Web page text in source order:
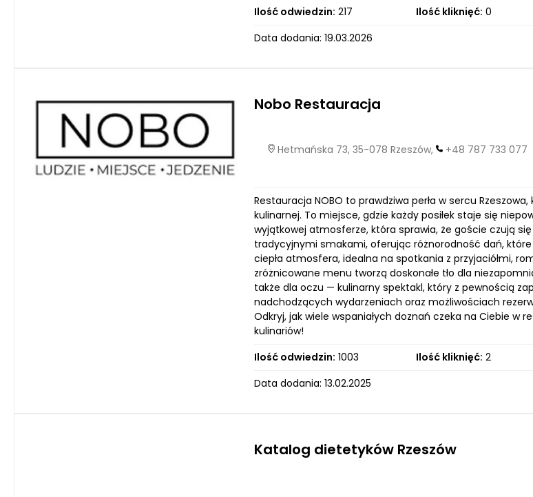
Ilość odwiedzin: 217 Ilość kliknięć: 0
Data dodania: 19.03.2026
Nobo Restauracja
Hetmańska 73, 35-078 Rzeszów, +48 787 733 077
Restauracja NOBO to prawdziwa perła w sercu
kulinarnej. To miejsce, gdzie każdy posiłek staje się
wyjątkowej atmosferze, która sprawia, że goście czują
tradycyjnymi smakami, oferując różnorodność dań,
ciepła atmosfera, idealna na spotkania z przyjaciółmi,
zróżnicowane menu tworzą doskonałe tło dla
także dla oczu — kulinarny spektakl, który z pewnością
nadchodzących wydarzeniach oraz możliwościach
Odkryj, jak wiele wspaniałych doznań czeka na Ciebie w
kulinariów!
Ilość odwiedzin: 1003 Ilość kliknięć: 2
Data dodania: 13.02.2025
Katalog dietetyków Rzeszów